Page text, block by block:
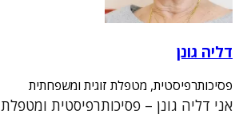
דליה גונן
פסיכותרפיסטית, מטפלת זוגית ומשפחתית
אני דליה גונן – פסיכותרפיסטית